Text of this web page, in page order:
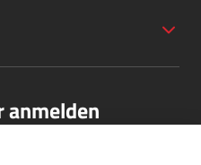
Newsletter an.